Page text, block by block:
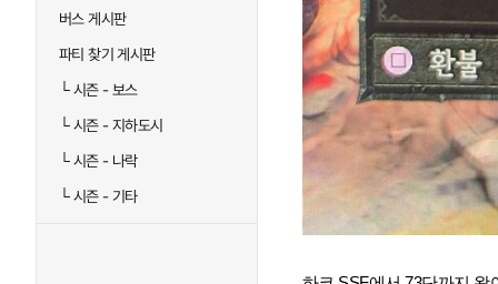
버스 게시판
파티 찾기 게시판
└시즌 - 보스
└시즌 - 지하도시
└시즌 - 나락
└시즌 - 기타